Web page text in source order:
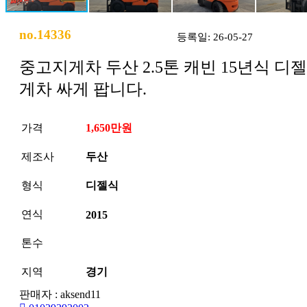
no.14336 등록일: 26-05-27
중고지게차 두산 2.5톤 캐빈 15년식 디
게차 싸게 팝니다.
가격 1,650만원
제조사 두산
형식 디젤식
연식 2015
톤수
지역
경기
판매자 : aksend11